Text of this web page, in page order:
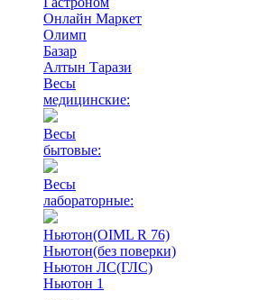
Онлайн Маркет
Олимп
Базар
Алтын Тарази
Весы
медицинские:
Весы
бытовые:
Весы
лабораторные:
Ньютон(OIML R 76)
Ньютон(без поверки)
Ньютон ЛС(ГЛС)
Ньютон 1